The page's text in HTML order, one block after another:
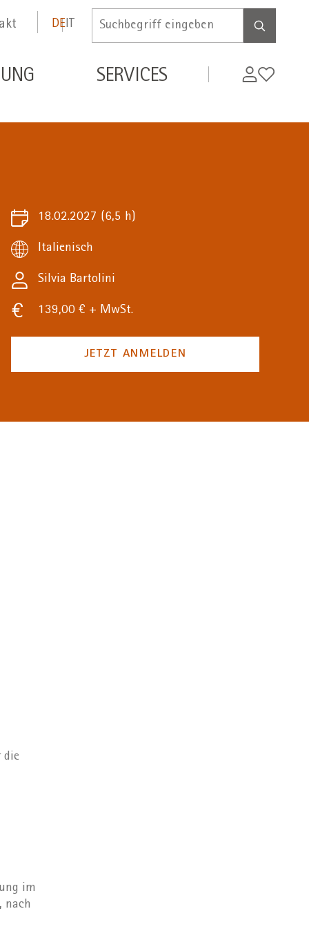
DEIT
Inserire
di
ricerca
SERVICES MyWifi
18.02.2027 (6,5 h)
Italienisch
Silvia Bartolini
139,00 € + MwSt.
JETZT ANMELDEN
die
im
nach